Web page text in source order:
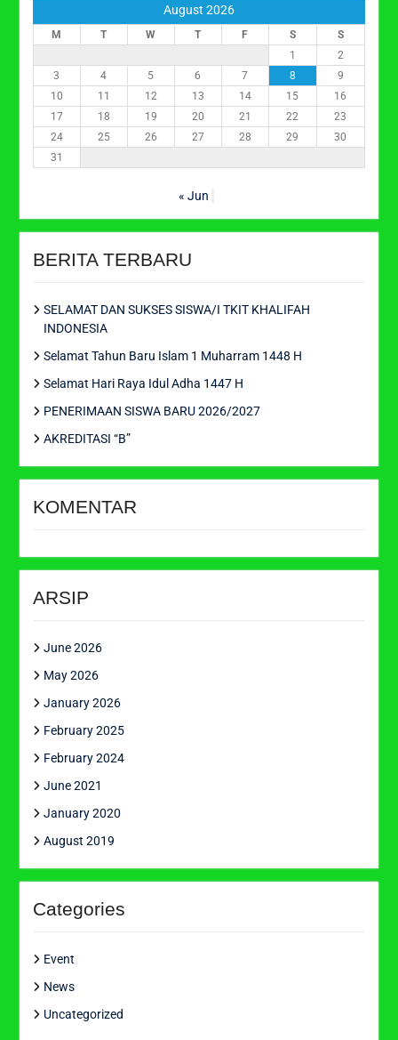
August 2026
M T W T F S
S
1
2
3
4 5 6 7 8
9
10
11 12 13 14 15
16
17
18 19 20 21 22
23
24
25 26 27 28 29
30
31
« Jun
BERITA TERBARU
SELAMAT DAN SUKSES SISWA/I TKIT KHALIFAH
INDONESIA
Selamat Tahun Baru Islam 1 Muharram 1448 H
Selamat Hari Raya Idul Adha 1447 H
PENERIMAAN SISWA BARU 2026/2027
AKREDITASI “B”
KOMENTAR
ARSIP
June 2026
May 2026
January 2026
February 2025
February 2024
June 2021
January 2020
August 2019
Categories
Event
News
Uncategorized